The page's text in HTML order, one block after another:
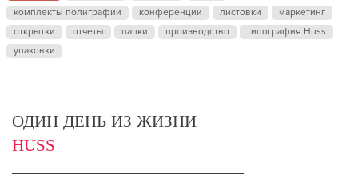
комплекты полиграфии
конференции листовки
маркетинг
открытки
отчеты папки производство
типография Huss
упаковки
ОДИН ДЕНЬ ИЗ ЖИЗНИ
HUSS